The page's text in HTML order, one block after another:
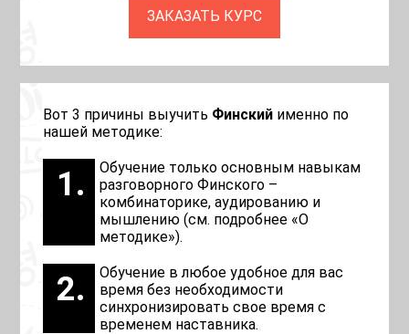
ЗАКАЗАТЬ КУРС
Вот 3 причины выучить Финский именно по
нашей методике:
Обучение только основным навыкам
разговорного Финского –
комбинаторике, аудированию и
мышлению (см. подробнее «О
методике»).
Обучение в любое удобное для вас
время без необходимости
синхронизировать свое время с
временем наставника.